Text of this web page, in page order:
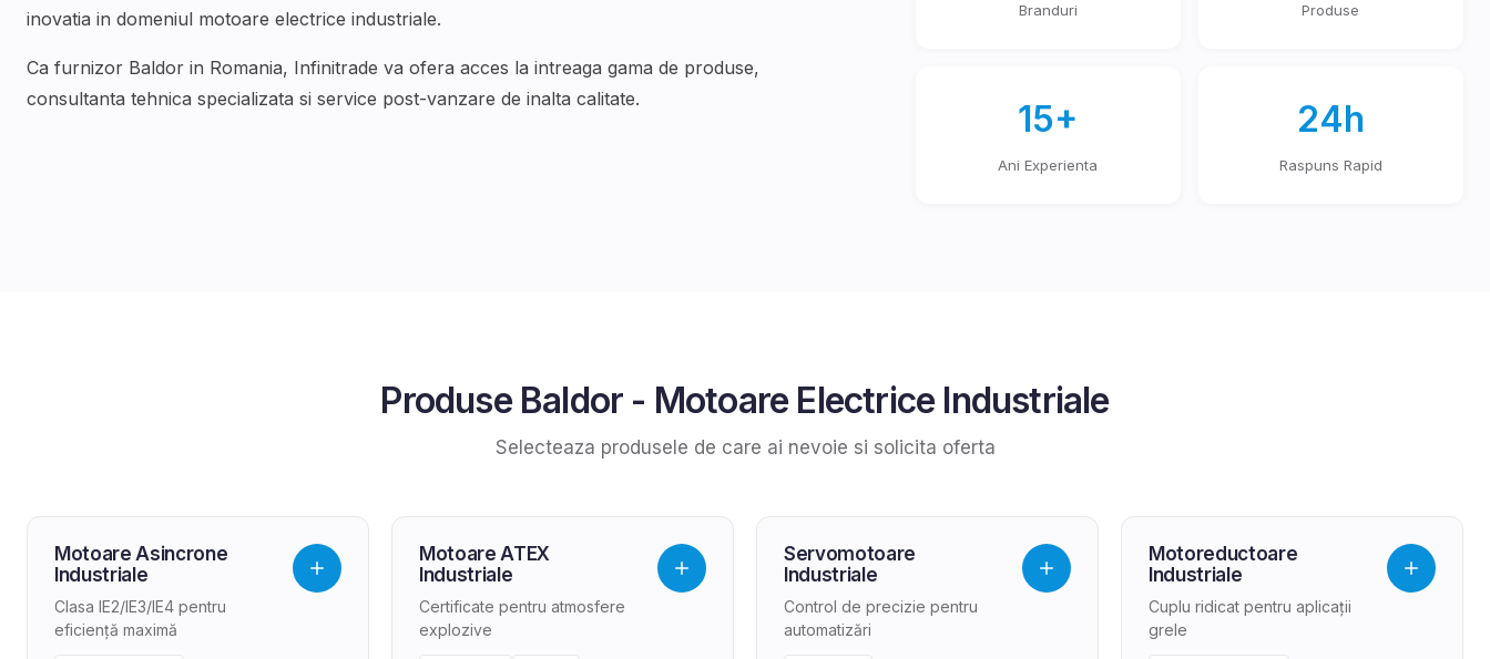
inovatia in domeniul motoare electrice industriale.
Ca furnizor Baldor in Romania, Infinitrade va ofera acces la intreaga gama de produse,
consultanta tehnica specializata si service post-vanzare de inalta calitate.
Branduri Produse
15+
Ani Experienta
24h
Raspuns Rapid
Produse Baldor - Motoare Electrice Industriale
Selecteaza produsele de care ai nevoie si solicita oferta
Motoare Asincrone
Industriale
Clasa IE2/IE3/IE4 pentru
eficiență maximă
Motoare ATEX
Industriale
Certificate pentru atmosfere
explozive
Servomotoare
Industriale
Control de precizie pentru
automatizări
Motoreductoare
Industriale
Cuplu ridicat pentru aplicații
grele